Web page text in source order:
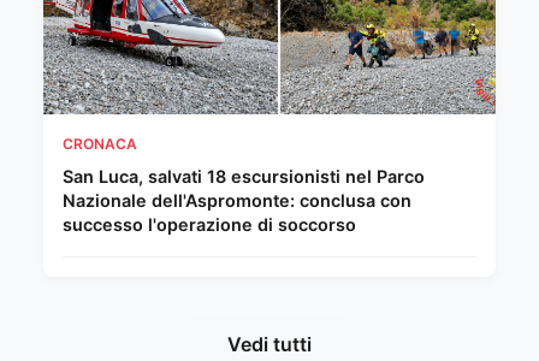
CRONACA
San Luca, salvati 18 escursionisti nel Parco
Nazionale dell'Aspromonte: conclusa con
successo l'operazione di soccorso
Vedi tutti